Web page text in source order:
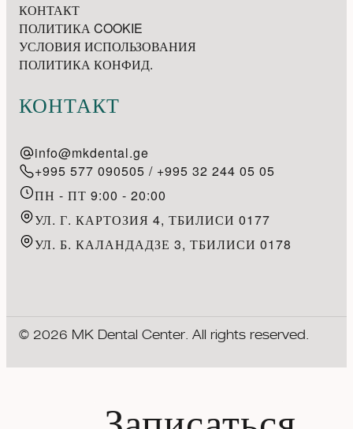
КОНТАКТ
ПОЛИТИКА COOKIE
УСЛОВИЯ ИСПОЛЬЗОВАНИЯ
ПОЛИТИКА КОНФИД.
КОНТАКТ
info@mkdental.ge
+995 577 090505 / +995 32 244 05 05
ПН - ПТ 9:00 - 20:00
УЛ. Г. КАРТОЗИЯ 4, ТБИЛИСИ 0177
УЛ. Б. КАЛАНДАДЗЕ 3, ТБИЛИСИ 0178
© 2026 MK Dental Center. All rights reserved.